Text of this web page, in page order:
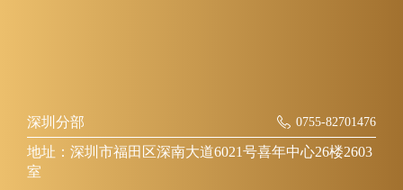
深圳分部 0755-82701476
地址：深圳市福田区深南大道6021号喜年中心26楼2603
室